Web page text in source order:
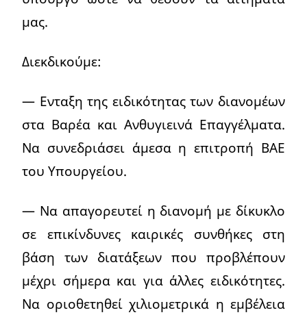
μας.
Διεκδικούμε:
— Ενταξη της ειδικότητας των διανομέων
στα Βαρέα και Ανθυγιεινά Επαγγέλματα.
Να συνεδριάσει άμεσα η επιτροπή ΒΑΕ
του Υπουργείου.
— Να απαγορευτεί η διανομή με δίκυκλο
σε επικίνδυνες καιρικές συνθήκες στη
βάση των διατάξεων που προβλέπουν
μέχρι σήμερα και για άλλες ειδικότητες.
Να οριοθετηθεί χιλιομετρικά η εμβέλεια